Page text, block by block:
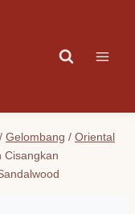
/ Gelombang / Oriental
Cisangkan